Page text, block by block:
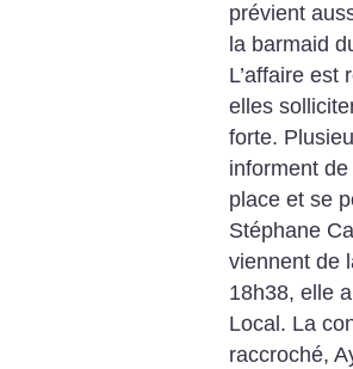
prévient
la barmaid
L’affaire est
elles
forte.
informent
place et se
Stéphane
viennent de
18h38, elle
Local. La
raccroché,